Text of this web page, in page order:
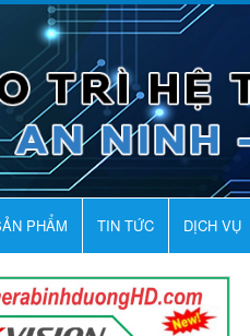
PHẨM TIN TỨC DỊCH VỤ